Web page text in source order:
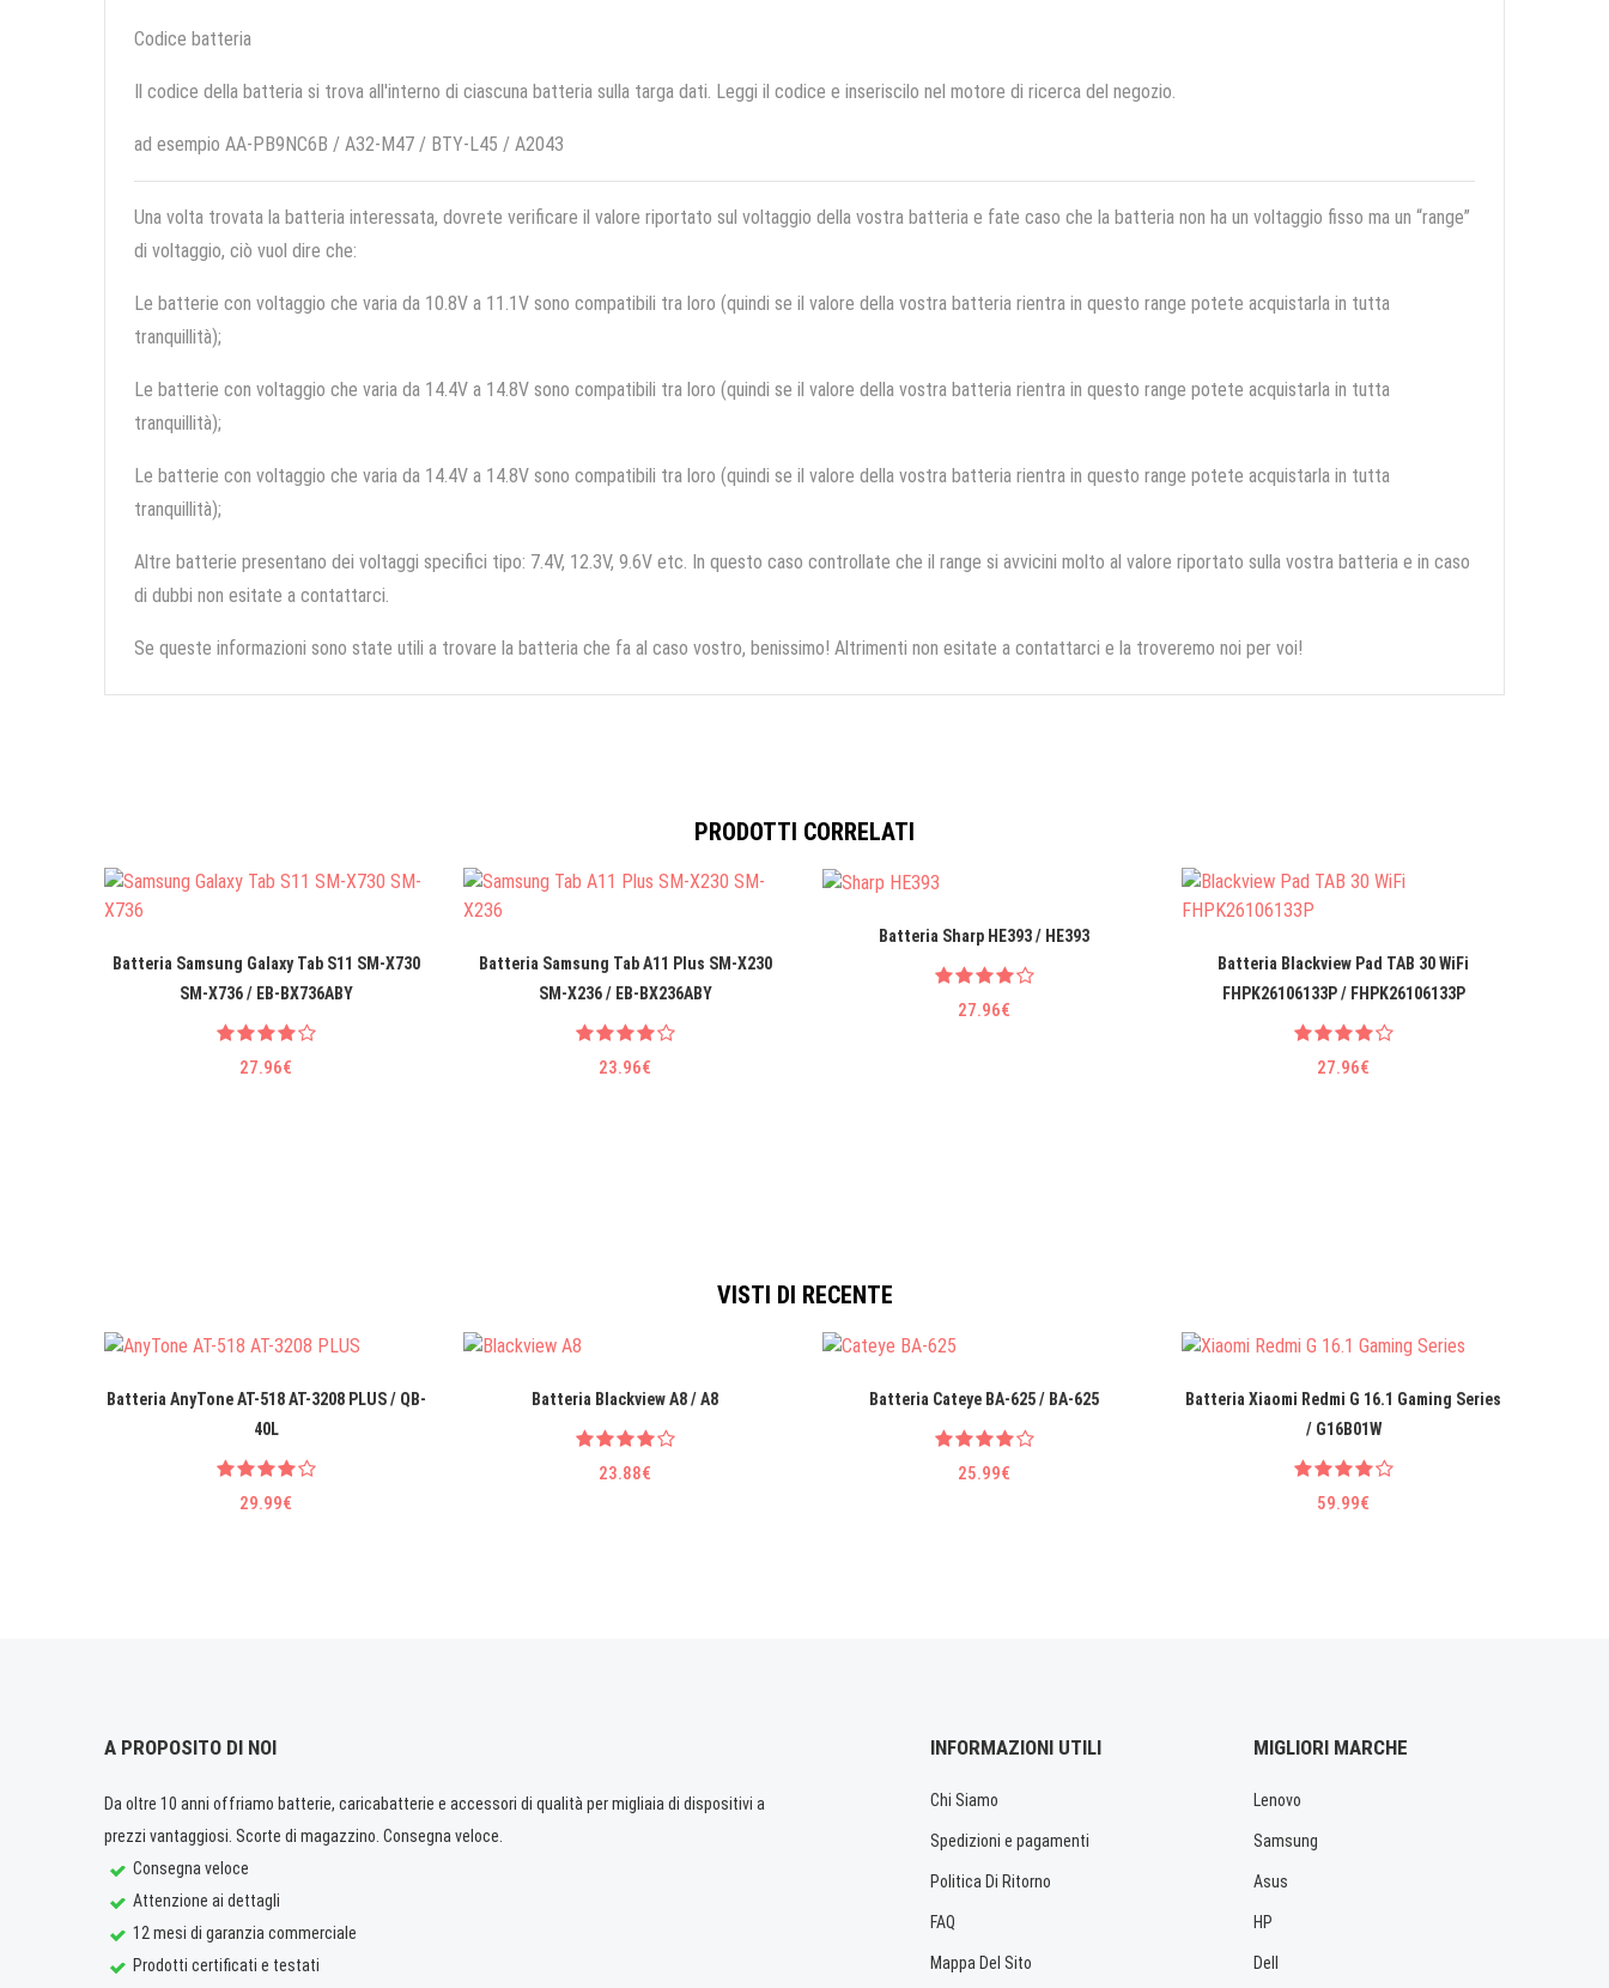
Codice batteria
Il codice della batteria si trova all'interno di ciascuna batteria sulla targa dati. Leggi il codice e inseriscilo nel motore di ricerca del negozio.
ad esempio AA-PB9NC6B / A32-M47 / BTY-L45 / A2043
Una volta trovata la batteria interessata, dovrete verificare il valore riportato sul voltaggio della vostra batteria e fate caso che la batteria non ha un voltaggio fisso ma un “range”
di voltaggio, ciò vuol dire che:
Le batterie con voltaggio che varia da 10.8V a 11.1V sono compatibili tra loro (quindi se il valore della vostra batteria rientra in questo range potete acquistarla in tutta
tranquillità);
Le batterie con voltaggio che varia da 14.4V a 14.8V sono compatibili tra loro (quindi se il valore della vostra batteria rientra in questo range potete acquistarla in tutta
tranquillità);
Le batterie con voltaggio che varia da 14.4V a 14.8V sono compatibili tra loro (quindi se il valore della vostra batteria rientra in questo range potete acquistarla in tutta
tranquillità);
Altre batterie presentano dei voltaggi specifici tipo: 7.4V, 12.3V, 9.6V etc. In questo caso controllate che il range si avvicini molto al valore riportato sulla vostra batteria e in caso
di dubbi non esitate a contattarci.
Se queste informazioni sono state utili a trovare la batteria che fa al caso vostro, benissimo! Altrimenti non esitate a contattarci e la troveremo noi per voi!
PRODOTTI CORRELATI
Batteria Samsung Galaxy Tab S11 SM-X730
SM-X736 / EB-BX736ABY
27.96€
Batteria Samsung Tab A11 Plus SM-X230
SM-X236 / EB-BX236ABY
23.96€
Batteria Sharp HE393 / HE393
27.96€
Batteria Blackview Pad TAB 30 WiFi
FHPK26106133P / FHPK26106133P
27.96€
VISTI DI RECENTE
Batteria AnyTone AT-518 AT-3208 PLUS / QB-
40L
29.99€
Batteria Blackview A8 / A8
23.88€
Batteria Cateye BA-625 / BA-625
25.99€
Batteria Xiaomi Redmi G 16.1 Gaming Series
/ G16B01W
59.99€
A PROPOSITO DI NOI
Da oltre 10 anni offriamo batterie, caricabatterie e accessori di qualità per migliaia di dispositivi a
prezzi vantaggiosi. Scorte di magazzino. Consegna veloce.
Consegna veloce
Attenzione ai dettagli
12 mesi di garanzia commerciale
Prodotti certificati e testati
INFORMAZIONI UTILI
Chi Siamo
Spedizioni e pagamenti
Politica Di Ritorno
FAQ
Mappa Del Sito
MIGLIORI MARCHE
Lenovo
Samsung
Asus
HP
Dell